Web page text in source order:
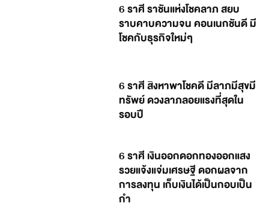
6 ราศี ราชันแห่งโชคลาภ สยบ
ราบคาบความจน คอนเนกชันดี มี
โชคกับธุรกิจใหม่ๆ
6 ราศี สิงหาพาโชคดี มีลาภมีสุขมี
ทรัพย์ ดวงลาภลอยแรงที่สุดใน
รอบปี
6 ราศี เงินออกดอกทองออกแสง
รวยแจ้งแจ่มเศรษฐี ดอกผลจาก
การลงทุน เก็บเงินได้เป็นกอบเป็น
กำ